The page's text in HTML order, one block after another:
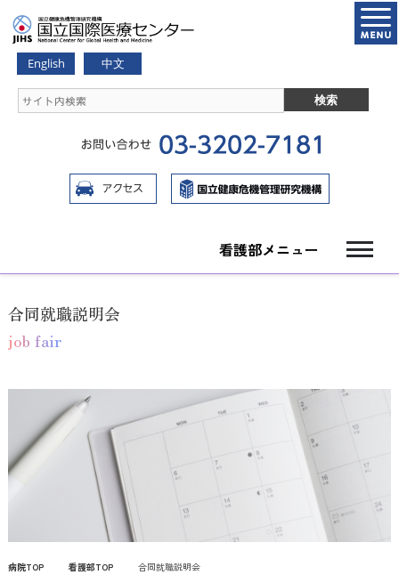
English 中文
看護部メニュー
合同就職説明会
job fair
病院TOP 看護部TOP 合同就職説明会